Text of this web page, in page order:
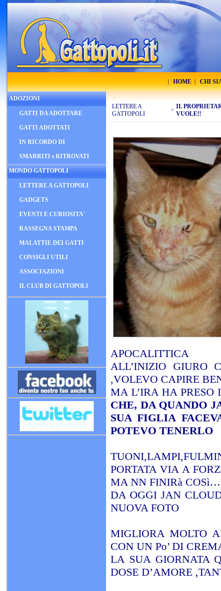
HOME CHI
ADOZIONI
GATTI DA ADOTTARE
GATTI ADOTTATI
IN RICORDO DI
SMARRITI e RITROVATI
MONDO GATTOPOLI
LETTERE A GATTOPOLI
GADGETS
EVENTI E CURIOSITA'
RASSEGNA STAMPA
MALATTIE DEI GATTI
CONSIGLI UTILI
ASSOCIAZIONI
IL CLUB DI GATTOPOLI
LETTERE A
GATTOPOLI
> IL
VUOLE!!
APOCALITTICA
ALL’INIZIO GIURO
,VOLEVO CAPIRE
MA L’IRA HA
CHE, DA QUANDO
SUA FIGLIA
POTEVO TENERLO
PORTATA VIA A
MA NN FINIRà
DA OGGI JAN
NUOVA FOTO
MIGLIORA MOLTO
CON UN Po’ DI
LA SUA GIORNATA
DOSE D’AMORE